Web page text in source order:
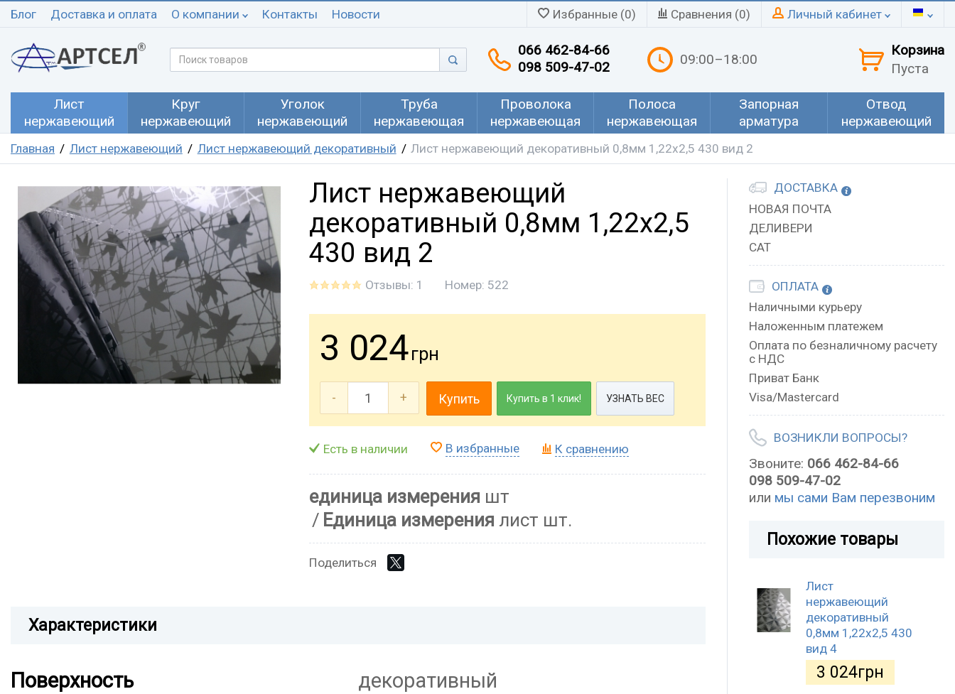
Блог Доставка и оплата О компании Контакты Новости Избранные (0) Сравнения (0) Личный кабинет
066 462-84-66
098 509-47-02
09:00–18:00
Корзина
Пуста
Лист
нержавеющий
Круг
нержавеющий
Уголок
нержавеющий
Труба
нержавеющая
Проволока
нержавеющая
Полоса
нержавеющая
Запорная
арматура
Отвод
нержавеющий
Главная Лист нержавеющий Лист нержавеющий декоративный Лист нержавеющий декоративный 0,8мм 1,22х2,5 430 вид 2
Лист нержавеющий
декоративный 0,8мм 1,22х2,5
430 вид 2
Отзывы: 1 Номер: 522
3 024грн
- + Купить Купить в 1 клик! УЗНАТЬ ВЕС
Есть в наличии В избранные К сравнению
единица измерения шт
Единица измерения лист шт.
Поделиться
Характеристики
Поверхность
декоративный
ДОСТАВКА
НОВАЯ ПОЧТА
ДЕЛИВЕРИ
САТ
ОПЛАТА
Наличными курьеру
Наложенным платежем
Оплата по безналичному расчету
с НДС
Приват Банк
Visa/Mastercard
ВОЗНИКЛИ ВОПРОСЫ?
Звоните: 066 462-84-66
098 509-47-02
или мы сами Вам перезвоним
Похожие товары
Лист
нержавеющий
декоративный
0,8мм 1,22х2,5 430
вид 4
3 024грн